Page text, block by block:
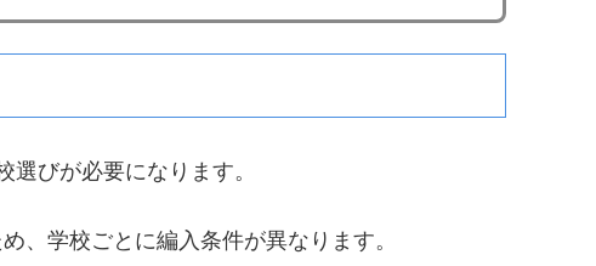
びが必要になります。
、学校ごとに編入条件が異なります。